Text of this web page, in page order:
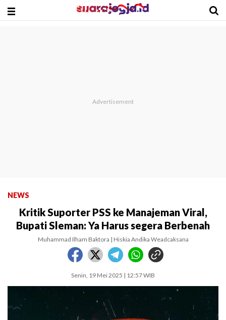
NEWS
Kritik Suporter PSS ke Manajeman Viral,
Bupati Sleman: Ya Harus segera Berbenah
Muhammad Ilham Baktora | Hiskia Andika Weadcaksana
Senin, 19 Mei 2025 | 12:57 WIB